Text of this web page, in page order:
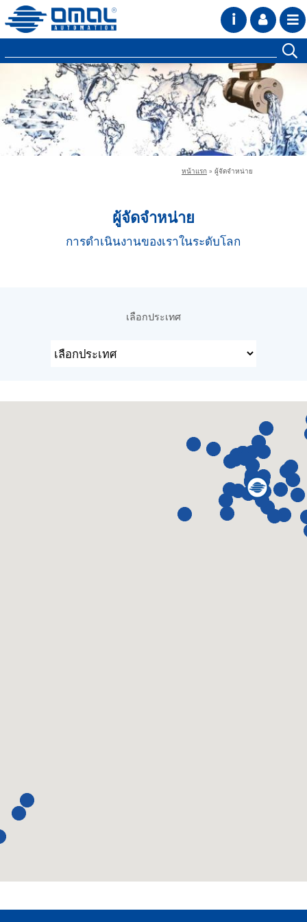
i
หน้าแรก » ผู้จัดจำหน่าย
ผู้จัดจำหน่าย
การดำเนินงานของเราในระดับโลก
เลือกประเทศ